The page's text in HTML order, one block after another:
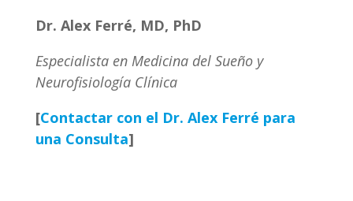
Dr. Alex Ferré, MD, PhD
Especialista en Medicina del Sueño y
Neurofisiología Clínica
[Contactar con el Dr. Alex Ferré para
una Consulta]